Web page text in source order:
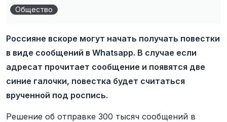
Общество
Россияне вскоре могут начать получать повестки
в виде сообщений в Whatsapp. В случае если
адресат прочитает сообщение и появятся две
синие галочки, повестка будет считаться
врученной под роспись.
Решение об отправке 300 тысяч сообщений в